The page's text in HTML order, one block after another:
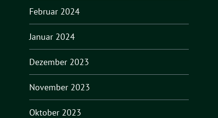
Februar 2024
Januar 2024
Dezember 2023
November 2023
Oktober 2023